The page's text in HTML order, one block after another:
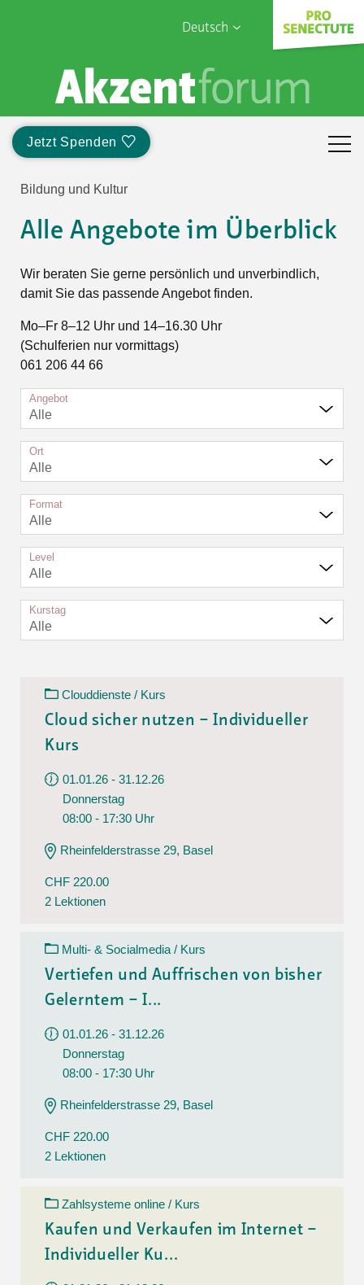
Deutsch
English
Français
Jetzt Spenden
Sophia Care
Bildung und Kultur
Alle Angebote im Überblick
Wir beraten Sie gerne persönlich und unverbindlich,
damit Sie das passende Angebot finden.
Mo–Fr 8–12 Uhr und 14–16.30 Uhr
(Schulferien nur vormittags)
061 206 44 66
Angebot
Alle
Ort
Alle
Format
Alle
Level
Alle
Kurstag
Alle
Clouddienste / Kurs
Cloud sicher nutzen – Individueller
Kurs
01.01.26 - 31.12.26
Donnerstag
08:00 - 17:30 Uhr
Rheinfelderstrasse 29, Basel
CHF 220.00
2 Lektionen
Multi- & Socialmedia / Kurs
Vertiefen und Auffrischen von bisher
Gelerntem – I...
01.01.26 - 31.12.26
Donnerstag
08:00 - 17:30 Uhr
Rheinfelderstrasse 29, Basel
CHF 220.00
2 Lektionen
Zahlsysteme online / Kurs
Kaufen und Verkaufen im Internet –
Individueller Ku...